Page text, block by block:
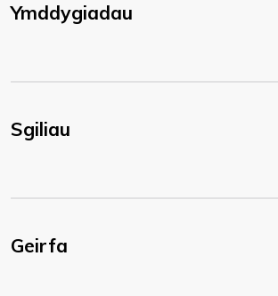
Ymddygiadau
Sgiliau
Geirfa